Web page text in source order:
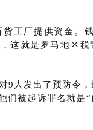
工厂提供资金。
这就是罗马地区税
9人发出了预防令，
们被起诉罪名就是“